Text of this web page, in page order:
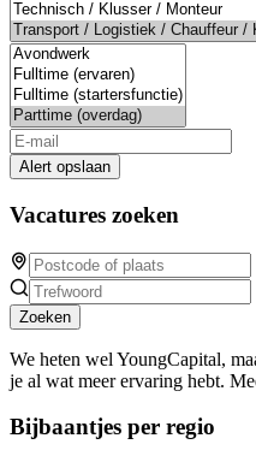
Alert opslaan
Vacatures zoeken
Zoeken
We heten wel YoungCapital,
je al wat meer ervaring hebt.
Bijbaantjes per regio